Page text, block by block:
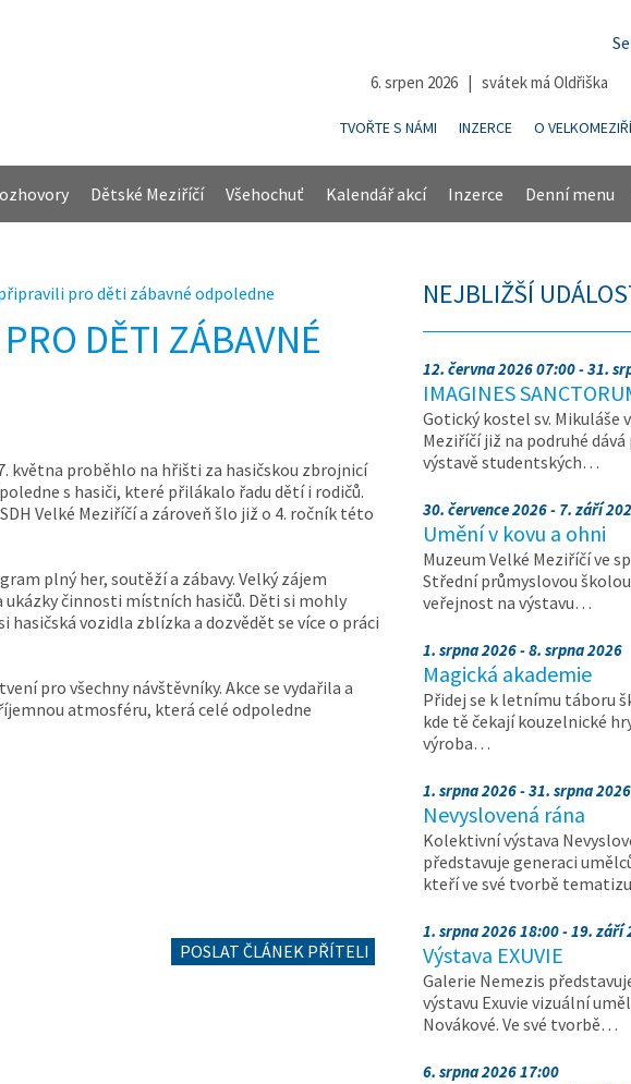
6. srpen 2026 | svátek má Oldřiška
TVOŘTE S NÁMI INZERCE O
Dětské Meziříčí Všehochuť Kalendář akcí Inzerce Denní menu
pro děti zábavné odpoledne
DĚTI ZÁBAVNÉ
května proběhlo na hřišti za hasičskou zbrojnicí
s hasiči, které přilákalo řadu dětí i rodičů.
Velké Meziříčí a zároveň šlo již o 4. ročník této
plný her, soutěží a zábavy. Velký zájem
činnosti místních hasičů. Děti si mohly
vozidla zblízka a dozvědět se více o práci
pro všechny návštěvníky. Akce se vydařila a
atmosféru, která celé odpoledne
POSLAT ČLÁNEK PŘÍTELI
NEJBLIŽŠÍ
12. června 2026 07:00 - 31.
IMAGINES
Gotický kostel sv. Mikuláše
Meziříčí již na podruhé
výstavě studentských…
30. července 2026 - 7. září
Umění v kovu a ohni
Muzeum Velké Meziříčí ve
Střední průmyslovou
veřejnost na výstavu…
1. srpna 2026 - 8. srpna 2026
Magická akademie
Přidej se k letnímu táboru
kde tě čekají kouzelnické
výroba…
1. srpna 2026 - 31. srpna 2026
Nevyslovená rána
Kolektivní výstava
představuje generaci
kteří ve své tvorbě
1. srpna 2026 18:00 - 19. září
Výstava EXUVIE
Galerie Nemezis
výstavu Exuvie vizuální
Novákové. Ve své tvorbě…
6. srpna 2026 17:00